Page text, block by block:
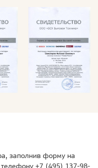
заполнив форму на
+7 (495) 137-98-